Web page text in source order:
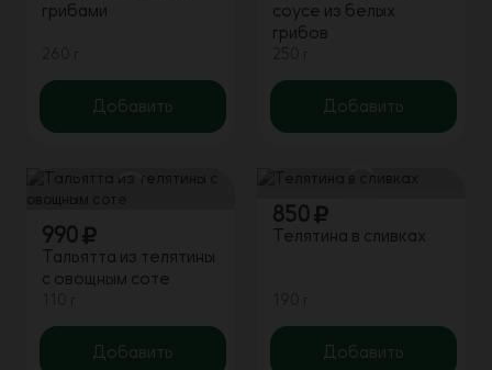
грибами
Добавить
соусе из белых
грибов
Добавить
990
Тальятта из телятины
с овощным соте
Добавить
850
Телятина в сливках
Добавить